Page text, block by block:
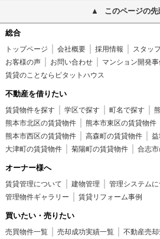
このページの先
総合
トップページ 会社概要 採用情報 スタッ
お客様の声
お問い合わせ
マンション開発事
賃貸のことならピタットハウス
不動産を借りたい
賃貸物件を探す 学区で探す 町名で探す
熊本市北区の賃貸物件
熊本市東区の賃貸物件
熊本市西区の賃貸物件
高森町の賃貸物件
大津町の賃貸物件
菊陽町の賃貸物件 合志
オーナー様へ
賃貸管理について 建物管理 管理システムに
管理物件ギャラリー
賃貸リフォーム事例
買いたい・売りたい
売買物件一覧 売却成功実績一覧 不動産売